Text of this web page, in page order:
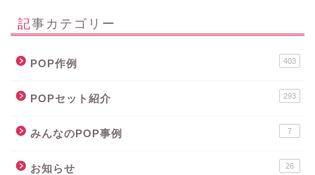
記事カテゴリー
POP作例 403
POPセット紹介 293
みんなのPOP事例 7
お知らせ 26